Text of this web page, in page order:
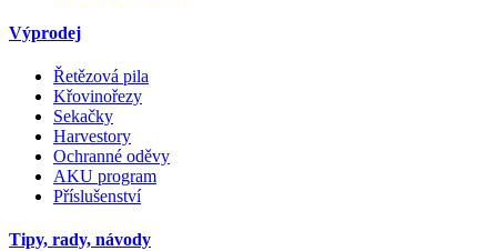
Výprodej
Řetězová pila
Křovinořezy
Sekačky
Harvestory
Ochranné oděvy
AKU program
Příslušenství
Tipy, rady, návody